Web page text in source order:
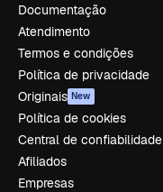
Documentação
Atendimento
Termos e condições
Política de privacidade
Originais New
Política de cookies
Central de confiabilidade
Afiliados
Empresas